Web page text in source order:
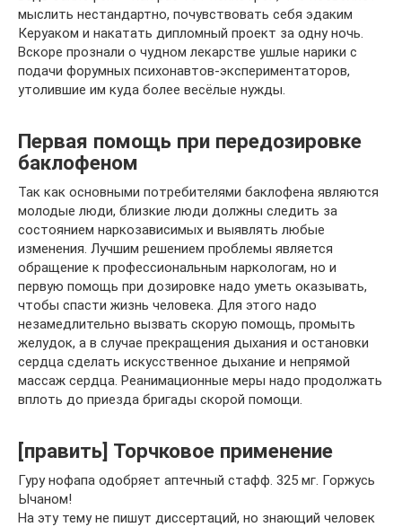
мыслить нестандартно, почувствовать себя эдаким
Керуаком и накатать дипломный проект за одну ночь.
Вскоре прознали о чудном лекарстве ушлые нарики с
подачи форумных психонавтов-экспериментаторов,
утолившие им куда более весёлые нужды.
Первая помощь при передозировке
баклофеном
Так как основными потребителями баклофена являются
молодые люди, близкие люди должны следить за
состоянием наркозависимых и выявлять любые
изменения. Лучшим решением проблемы является
обращение к профессиональным наркологам, но и
первую помощь при дозировке надо уметь оказывать,
чтобы спасти жизнь человека. Для этого надо
незамедлительно вызвать скорую помощь, промыть
желудок, а в случае прекращения дыхания и остановки
сердца сделать искусственное дыхание и непрямой
массаж сердца. Реанимационные меры надо продолжать
вплоть до приезда бригады скорой помощи.
[править] Торчковое применение
Гуру нофапа одобряет аптечный стафф. 325 мг. Горжусь
Ычаном!
На эту тему не пишут диссертаций, но знающий человек